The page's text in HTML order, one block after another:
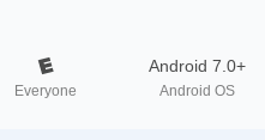
Everyone
Android 7.0+
Android OS